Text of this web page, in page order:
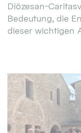
Diözesan-
Bedeutung, die
dieser wichtigen